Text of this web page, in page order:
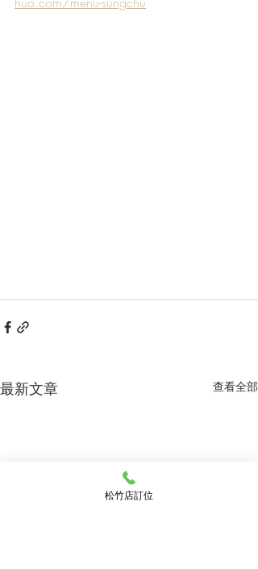
最新文章 查看全部
松竹店訂位